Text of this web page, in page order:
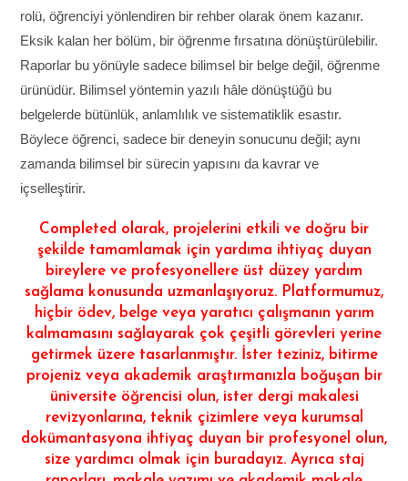
rolü, öğrenciyi yönlendiren bir rehber olarak önem kazanır.
Eksik kalan her bölüm, bir öğrenme fırsatına dönüştürülebilir.
Raporlar bu yönüyle sadece bilimsel bir belge değil, öğrenme
ürünüdür. Bilimsel yöntemin yazılı hâle dönüştüğü bu
belgelerde bütünlük, anlamlılık ve sistematiklik esastır.
Böylece öğrenci, sadece bir deneyin sonucunu değil; aynı
zamanda bilimsel bir sürecin yapısını da kavrar ve
içselleştirir.
Completed olarak, projelerini etkili ve doğru bir
şekilde tamamlamak için yardıma ihtiyaç duyan
bireylere ve profesyonellere üst düzey yardım
sağlama konusunda uzmanlaşıyoruz. Platformumuz,
hiçbir ödev, belge veya yaratıcı çalışmanın yarım
kalmamasını sağlayarak çok çeşitli görevleri yerine
getirmek üzere tasarlanmıştır. İster teziniz, bitirme
projeniz veya akademik araştırmanızla boğuşan bir
üniversite öğrencisi olun, ister dergi makalesi
revizyonlarına, teknik çizimlere veya kurumsal
dokümantasyona ihtiyaç duyan bir profesyonel olun,
size yardımcı olmak için buradayız. Ayrıca staj